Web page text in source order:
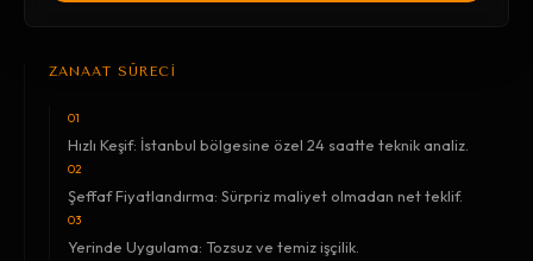
ZANAAT SÜRECİ
01
Hızlı Keşif: İstanbul bölgesine özel 24 saatte teknik analiz.
02
Şeffaf Fiyatlandırma: Sürpriz maliyet olmadan net teklif.
03
Yerinde Uygulama: Tozsuz ve temiz işçilik.